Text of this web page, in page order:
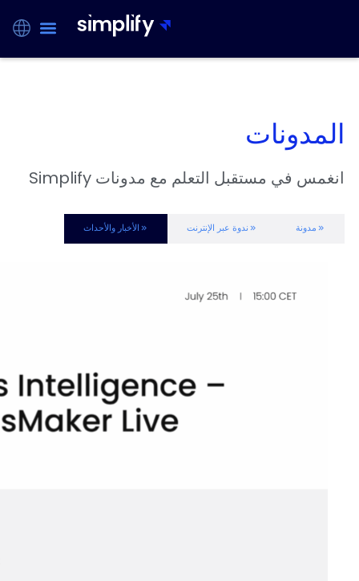
المدونات
انغمس في مستقبل التعلم مع مدونات Simplify
مدونة ندوة عبر الإنترنت الأخبار والأحداث